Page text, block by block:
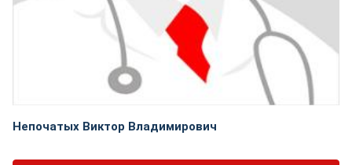
Непочатых Виктор Владимирович